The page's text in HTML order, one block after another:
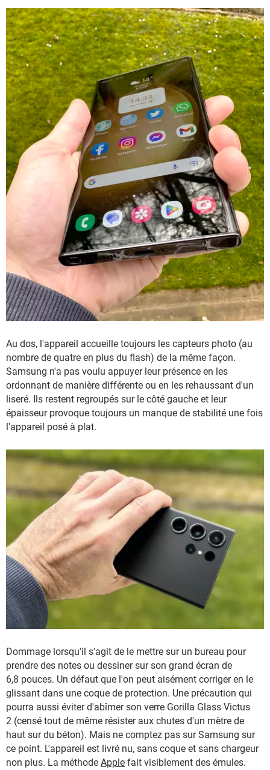
Au dos, l'appareil accueille toujours les capteurs photo (au
nombre de quatre en plus du flash) de la même façon.
Samsung n'a pas voulu appuyer leur présence en les
ordonnant de manière différente ou en les rehaussant d'un
liseré. Ils restent regroupés sur le côté gauche et leur
épaisseur provoque toujours un manque de stabilité une fois
l'appareil posé à plat.
Dommage lorsqu'il s'agit de le mettre sur un bureau pour
prendre des notes ou dessiner sur son grand écran de
6,8 pouces. Un défaut que l'on peut aisément corriger en le
glissant dans une coque de protection. Une précaution qui
pourra aussi éviter d'abîmer son verre Gorilla Glass Victus
2 (censé tout de même résister aux chutes d'un mètre de
haut sur du béton). Mais ne comptez pas sur Samsung sur
ce point. L'appareil est livré nu, sans coque et sans chargeur
non plus. La méthode Apple fait visiblement des émules.